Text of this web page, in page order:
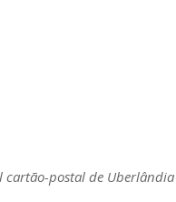
cartão-postal de Uberlândia